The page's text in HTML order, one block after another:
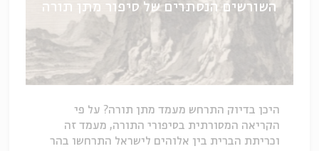
השורשים הנסתרים של סיפור מתן תורה
היכן בדיוק התרחש מעמד מתן תורה? על פי
הקריאה המסורתית בסיפורי התורה, מעמד זה
וכריתת הברית בין אלוהים לישראל התרחשו בהר